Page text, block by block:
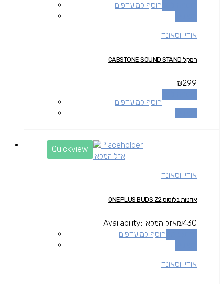
הוסף למועדפים
אודיו וסאונד
רמקל CABSTONE SOUND STAND
₪299
הוסף למועדפים
Quickview
אזל המלאי
אודיו וסאונד
אוזניות בלוטוס ONEPLUS BUDS Z2
₪430
Availability: אזל המלאי
הוסף למועדפים
אודיו וסאונד